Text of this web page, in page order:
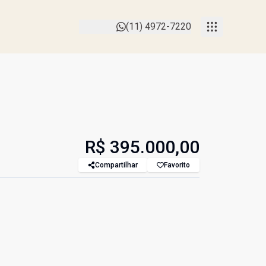
(11) 4972-7220
R$ 395.000,00
Compartilhar Favorito